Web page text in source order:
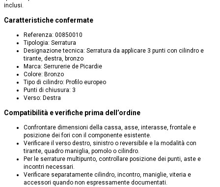
inclusi.
Caratteristiche confermate
Referenza: 00850010
Tipologia: Serratura
Designazione tecnica: Serratura da applicare 3 punti con cilindro e
tirante, destra, bronzo
Marca: Serrurerie de Picardie
Colore: Bronzo
Tipo di cilindro: Profilo europeo
Punti di chiusura: 3
Verso: Destra
Compatibilità e verifiche prima dell’ordine
Confrontare dimensioni della cassa, asse, interasse, frontale e
posizione dei fori con il componente esistente.
Verificare il verso destro, sinistro o reversibile e la modalità con
tirante, quadro maniglia, pomolo o cilindro.
Per le serrature multipunto, controllare posizione dei punti, aste e
incontri necessari.
Verificare separatamente cilindro, incontro, maniglie, viteria e
accessori quando non espressamente documentati.